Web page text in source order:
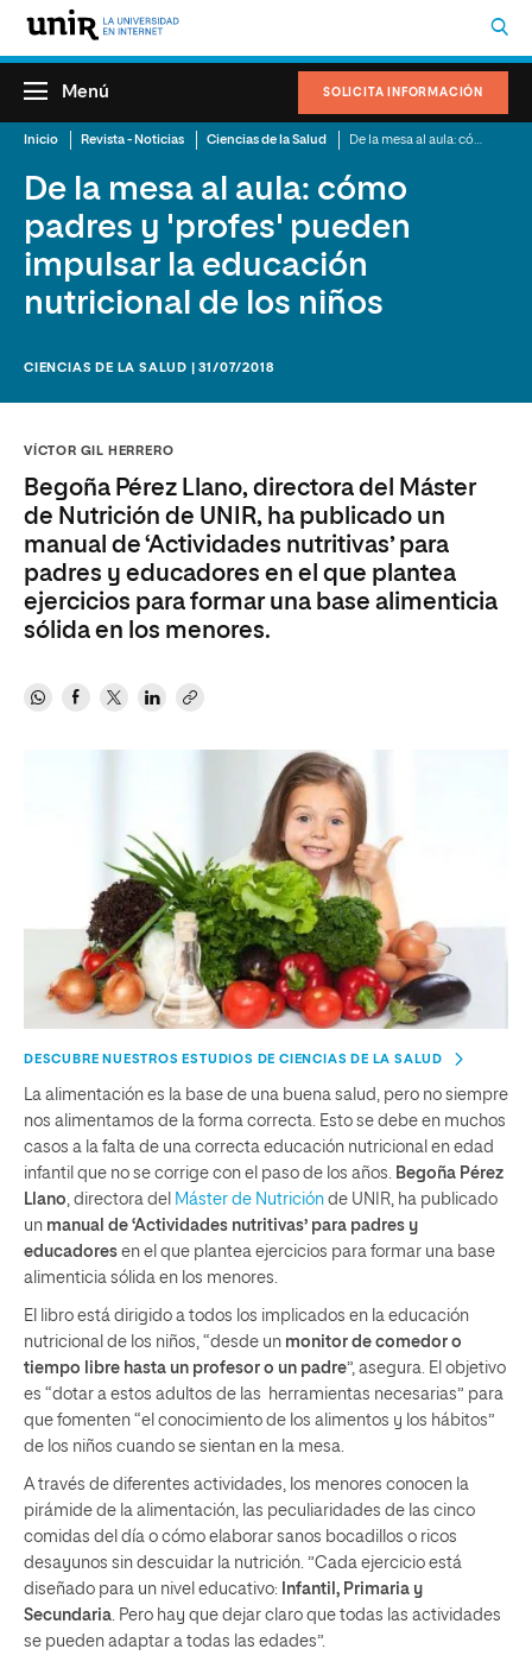
SOLICITA INFORMACIÓN
Menú
Inicio Revista - Noticias Ciencias de la Salud
De la mesa al aula: cómo
padres y 'profes' pueden
impulsar la educación
nutricional de los niños
CIENCIAS DE LA SALUD | 31/07/2018
VÍCTOR GIL HERRERO
Begoña Pérez Llano, directora del Máster
de Nutrición de UNIR, ha publicado un
manual de ‘Actividades nutritivas’ para
padres y educadores en el que plantea
ejercicios para formar una base alimenticia
sólida en los menores.
DESCUBRE NUESTROS ESTUDIOS DE CIENCIAS DE LA SALUD
La alimentación es la base de una buena salud, pero no siempre
nos alimentamos de la forma correcta. Esto se debe en muchos
casos a la falta de una correcta educación nutricional en edad
infantil que no se corrige con el paso de los años. Begoña Pérez
Llano, directora del Máster de Nutrición de UNIR, ha publicado
un manual de ‘Actividades nutritivas’ para padres y
educadores en el que plantea ejercicios para formar una base
alimenticia sólida en los menores.
El libro está dirigido a todos los implicados en la educación
nutricional de los niños, “desde un monitor de comedor o
tiempo libre hasta un profesor o un padre”, asegura. El objetivo
es “dotar a estos adultos de las herramientas necesarias” para
que fomenten “el conocimiento de los alimentos y los hábitos”
de los niños cuando se sientan en la mesa.
A través de diferentes actividades, los menores conocen la
pirámide de la alimentación, las peculiaridades de las cinco
comidas del día o cómo elaborar sanos bocadillos o ricos
desayunos sin descuidar la nutrición. ”Cada ejercicio está
diseñado para un nivel educativo:
Infantil, Primaria y
Secundaria. Pero hay que dejar claro que todas las actividades
se pueden adaptar a todas las edades”.